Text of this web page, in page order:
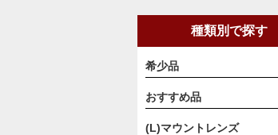
種類別で探す
希少品
おすすめ品
(L)マウントレンズ